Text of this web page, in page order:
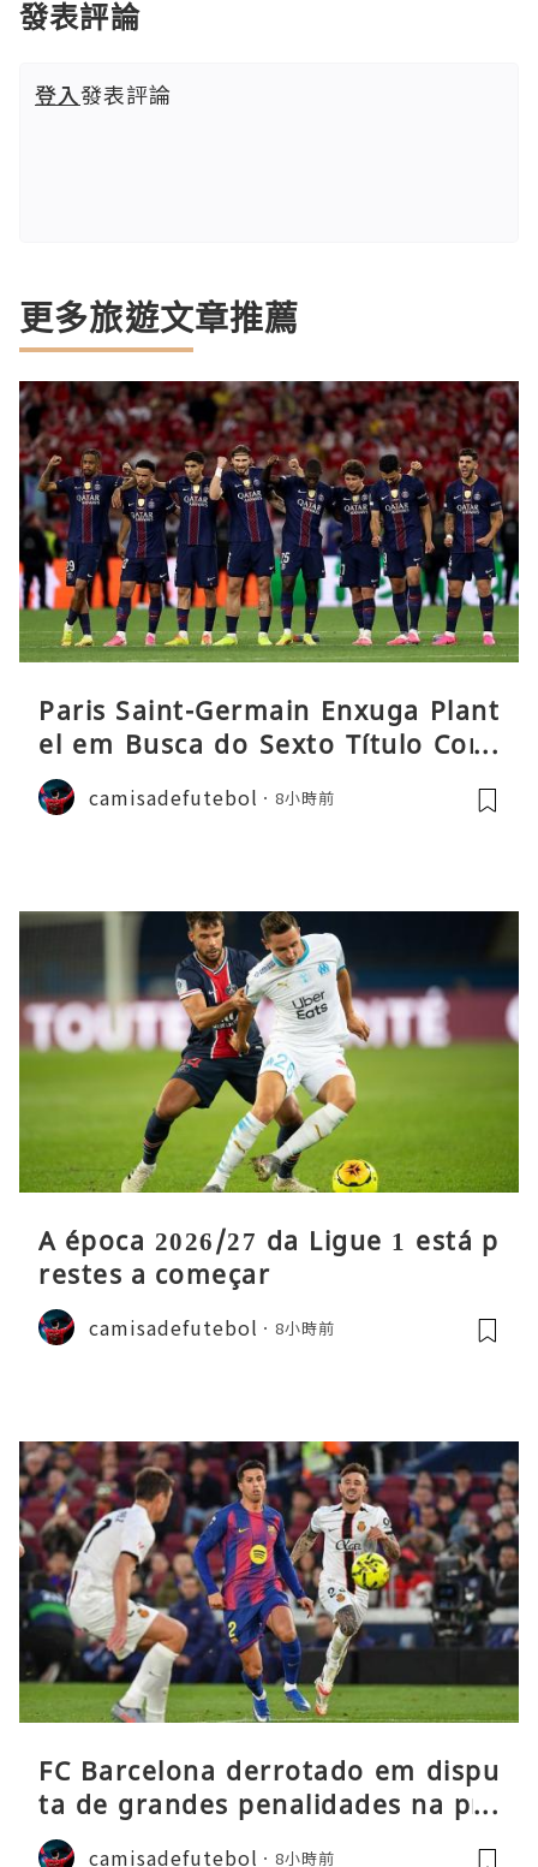
發表評論
登入發表評論
更多旅遊文章推薦
Paris Saint-Germain Enxuga Plant
el em Busca do Sexto Título Cons
ecutivo da Liga
camisadefutebol 8小時前
A época 2026/27 da Ligue 1 está p
restes a começar
camisadefutebol 8小時前
FC Barcelona derrotado em dispu
ta de grandes penalidades na pré
-época
camisadefutebol 8小時前